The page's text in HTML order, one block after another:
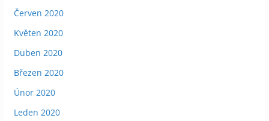
Červen 2020
Květen 2020
Duben 2020
Březen 2020
Únor 2020
Leden 2020